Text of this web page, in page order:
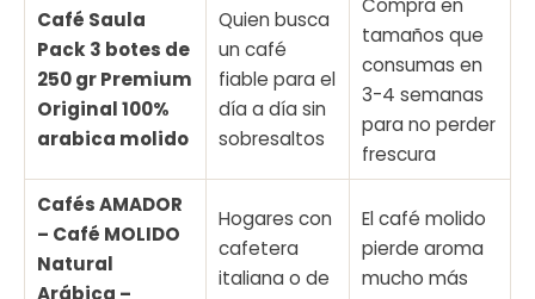
Café Saula
Pack 3 botes de
250 gr Premium
Original 100%
arabica molido
Quien busca
un café
fiable para el
día a día sin
sobresaltos
Compra en
tamaños que
consumas en
3-4 semanas
para no perder
frescura
Cafés AMADOR
– Café MOLIDO
Natural
Hogares con
cafetera
italiana o de
El café molido
pierde aroma
mucho más